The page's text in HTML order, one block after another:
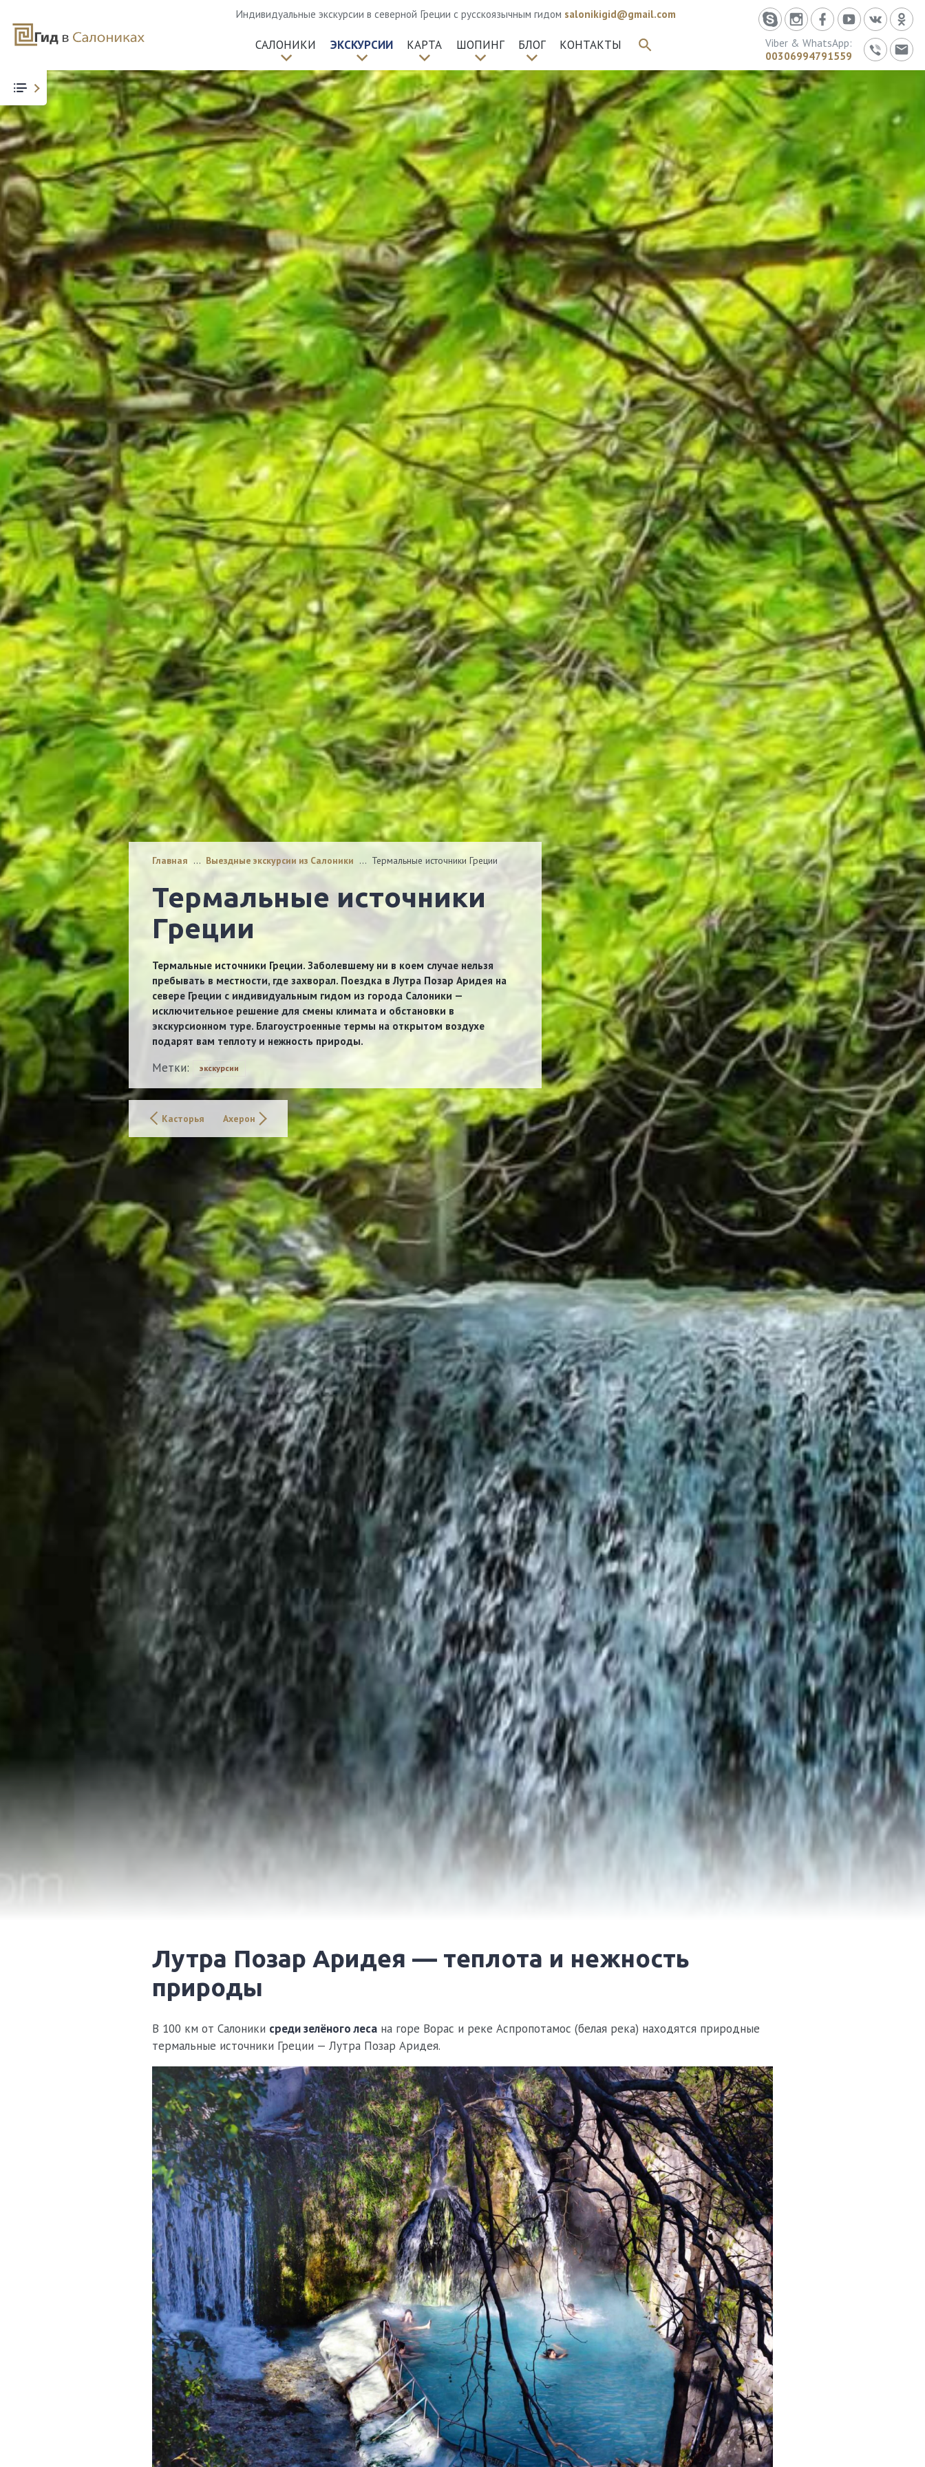
ИСКАТЬ
Индивидуальные экскурсии в северной Греции с русскоязычным гидом salonikigid@gmail.com
САЛОНИКИ ЭКСКУРСИИ КАРТА ШОПИНГ БЛОГ КОНТАКТЫ
Viber & WhatsApp:
00306994791559
Главная … Выездные экскурсии из Салоники … Термальные источники Греции
Термальные источники
Греции
Термальные источники Греции. Заболевшему ни в коем случае нельзя
пребывать в местности, где захворал. Поездка в Лутра Позар Аридея на
севере Греции с индивидуальным гидом из города Салоники —
исключительное решение для смены климата и обстановки в
экскурсионном туре. Благоустроенные термы на открытом воздухе
подарят вам теплоту и нежность природы.
Метки: экскурсии
Касторья Ахерон
Лутра Позар Аридея — теплота и нежность
природы
В 100 км от Салоники среди зелёного леса на горе Ворас и реке Аспропотамос (белая река) находятся природные
термальные источники Греции — Лутра Позар Аридея.